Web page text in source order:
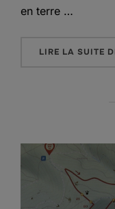
en terre …
LIRE LA SUITE